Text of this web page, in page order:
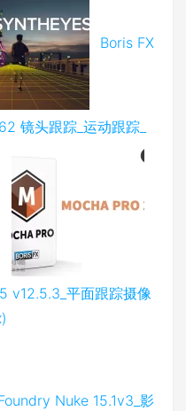
Boris FX
镜头跟踪_运动跟踪_
v12.5.3_平面跟踪摄像
Nuke 15.1v3_影